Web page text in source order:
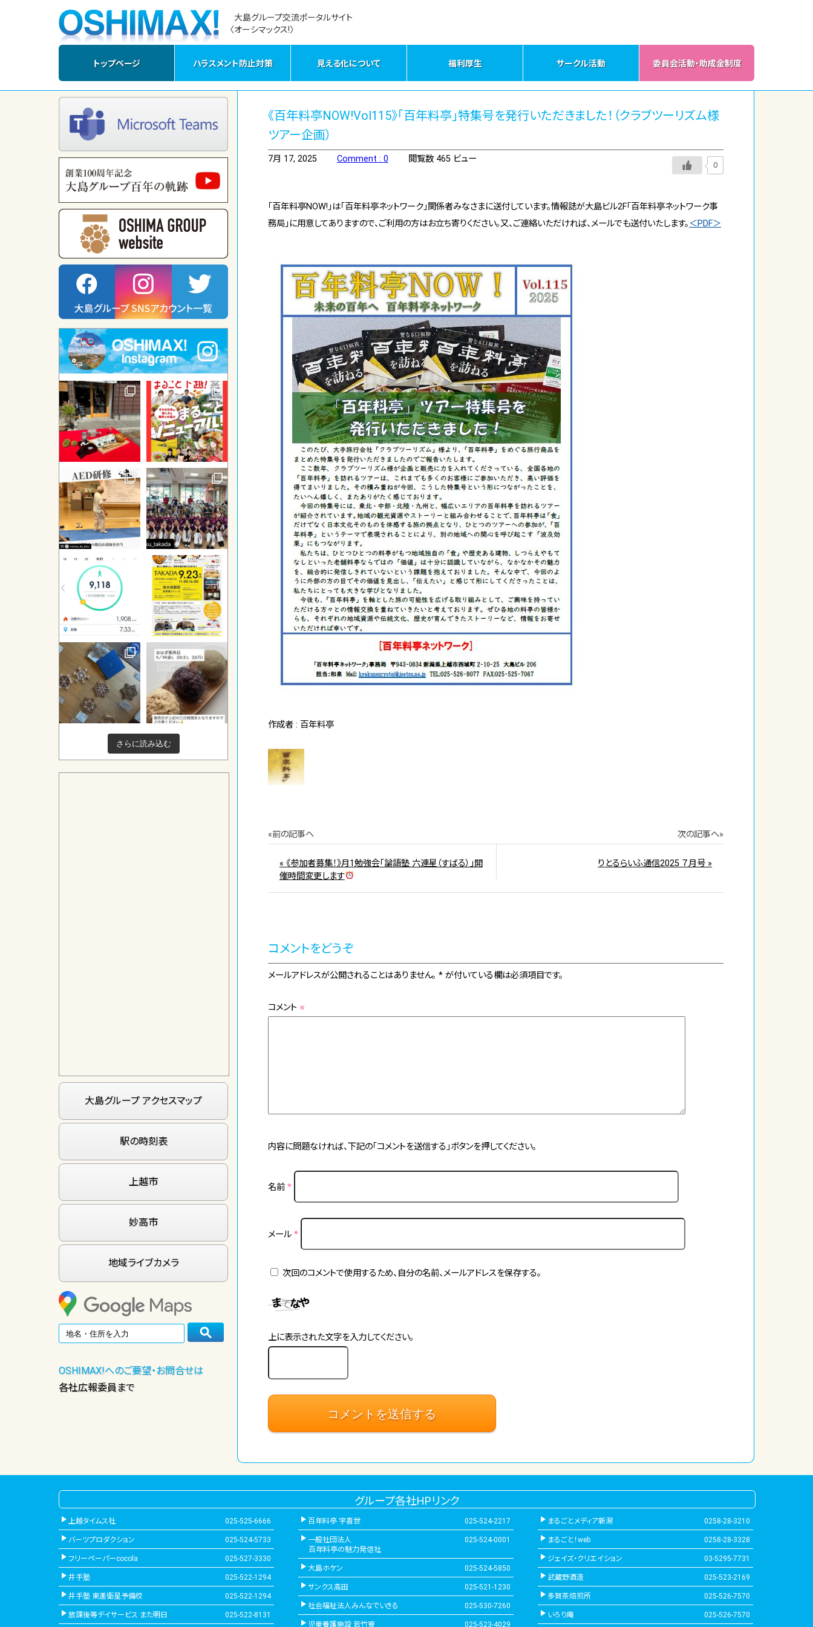
大島グループ交流ポータルサイト
〈オーシマックス!〉
トップページ ハラスメント防止対策 見える化について 福利厚生 サークル活動 委員会活動・助成金制度
さらに読み込む
大島グループ アクセスマップ
駅の時刻表
上越市
妙高市
地域ライブカメラ
OSHIMAX!へのご要望・お問合せは
各社広報委員まで
《百年料亭NOW!Vol115》「百年料亭」特集号を発行いただきました！（クラブツーリズム様
ツアー企画）
7月 17, 2025 Comment : 0 閲覧数 465 ビュー
0
「百年料亭NOW!」は「百年料亭ネットワーク」関係者みなさまに送付しています。情報誌が大島ビル2F「百年料亭ネットワーク事
務局」に用意してありますので、ご利用の方はお立ち寄りください。又、ご連絡いただければ、メールでも送付いたします。＜PDF＞
作成者 : 百年料亭
«前の記事へ 次の記事へ»
« 《参加者募集！》月1勉強会「論語塾 六連星（すばる）」開
催時間変更します
りとるらいふ通信2025 ７月号 »
コメントをどうぞ
メールアドレスが公開されることはありません。 * が付いている欄は必須項目です。
コメント ※
内容に問題なければ、下記の「コメントを送信する」ボタンを押してください。
名前 *
メール *
次回のコメントで使用するため、自分の名前、メールアドレスを保存する。
上に表示された文字を入力してください。
グループ各社HPリンク
上越タイムス社 025-525-6666
バーツプロダクション 025-524-5733
フリーペーパーcocola 025-527-3330
井手塾 025-522-1294
井手塾 東進衛星予備校 025-522-1294
放課後等デイサービス また明日 025-522-8131
百年料亭 宇喜世 025-524-2217
一般社団法人
百年料亭の魅力発信社
025-524-0001
大島ホケン 025-524-5850
サンクス高田 025-521-1230
社会福祉法人みんなでいきる 025-530-7260
児童養護施設 若竹寮 025-523-4029
まるごとメディア新潟 0258-28-3210
まるごと！web 0258-28-3328
ジェイズ・クリエイション 03-5295-7731
武蔵野酒造 025-523-2169
多賀茶焙煎所 025-526-7570
いろり庵 025-526-7570